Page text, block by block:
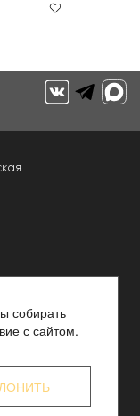
собирать
с сайтом.